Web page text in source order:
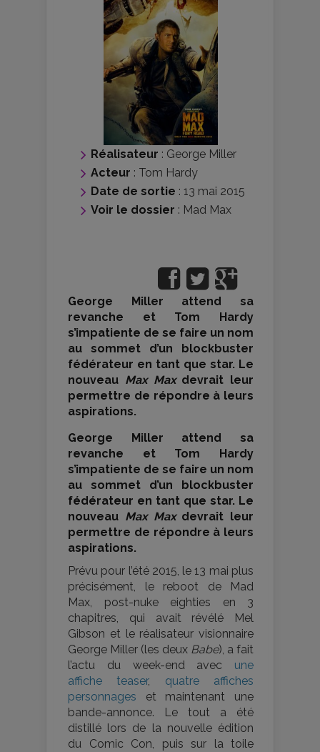
Réalisateur : George Miller
Acteur : Tom Hardy
Date de sortie : 13 mai 2015
Voir le dossier : Mad Max
George Miller attend sa
revanche et Tom Hardy
s’impatiente de se faire un nom
au sommet d’un blockbuster
fédérateur en tant que star. Le
nouveau Max Maxdevrait leur
permettre de répondre à leurs
aspirations.
George Miller attend sa
revanche et Tom Hardy
s’impatiente de se faire un nom
au sommet d’un blockbuster
fédérateur en tant que star. Le
nouveau Max Maxdevrait leur
permettre de répondre à leurs
aspirations.
Prévu pour l’été 2015, le 13 mai plus
précisément, le reboot de Mad
Max, post-nuke eighties en 3
chapitres, qui avait révélé Mel
Gibson et le réalisateur visionnaire
George Miller (les deux Babe), a fait
l’actu du week-end avec une
affiche teaser, quatre affiches
personnages et maintenant une
bande-annonce. Le tout a été
distillé lors de la nouvelle édition
du Comic Con, puis sur la toile